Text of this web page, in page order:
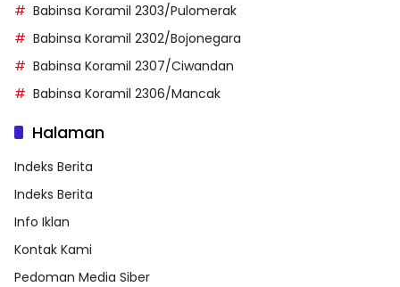
Babinsa Koramil 2303/Pulomerak
Babinsa Koramil 2302/Bojonegara
Babinsa Koramil 2307/Ciwandan
Babinsa Koramil 2306/Mancak
Halaman
Indeks Berita
Indeks Berita
Info Iklan
Kontak Kami
Pedoman Media Siber